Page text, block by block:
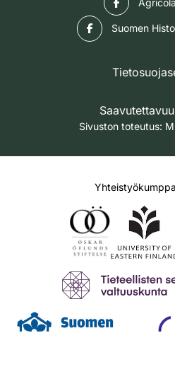
Suomen
Sivuston toteutus: